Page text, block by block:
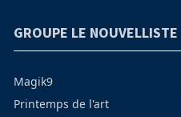
GROUPE LE NOUVELLISTE
Magik9
Printemps de l'art